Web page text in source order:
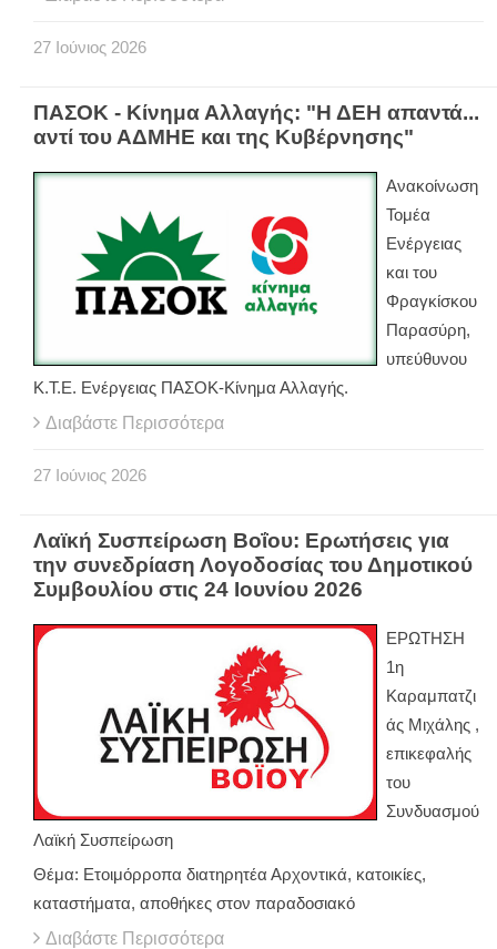
27 Ιούνιος 2026
ΠΑΣΟΚ - Κίνημα Αλλαγής: "Η ΔΕΗ απαντά...
αντί του ΑΔΜΗΕ και της Κυβέρνησης"
Ανακοίνωση
Τομέα
Ενέργειας
και του
Φραγκίσκου
Παρασύρη,
υπεύθυνου
Κ.Τ.Ε. Ενέργειας ΠΑΣΟΚ-Κίνημα Αλλαγής.
Διαβάστε Περισσότερα
27 Ιούνιος 2026
Λαϊκή Συσπείρωση Βοΐου: Ερωτήσεις για
την συνεδρίαση Λογοδοσίας του Δημοτικού
Συμβουλίου στις 24 Ιουνίου 2026
ΕΡΩΤΗΣΗ
1η
Καραμπατζι
άς Μιχάλης ,
επικεφαλής
του
Συνδυασμού
Λαϊκή Συσπείρωση
Θέμα: Ετοιμόρροπα διατηρητέα Αρχοντικά, κατοικίες,
καταστήματα, αποθήκες στον παραδοσιακό
Διαβάστε Περισσότερα